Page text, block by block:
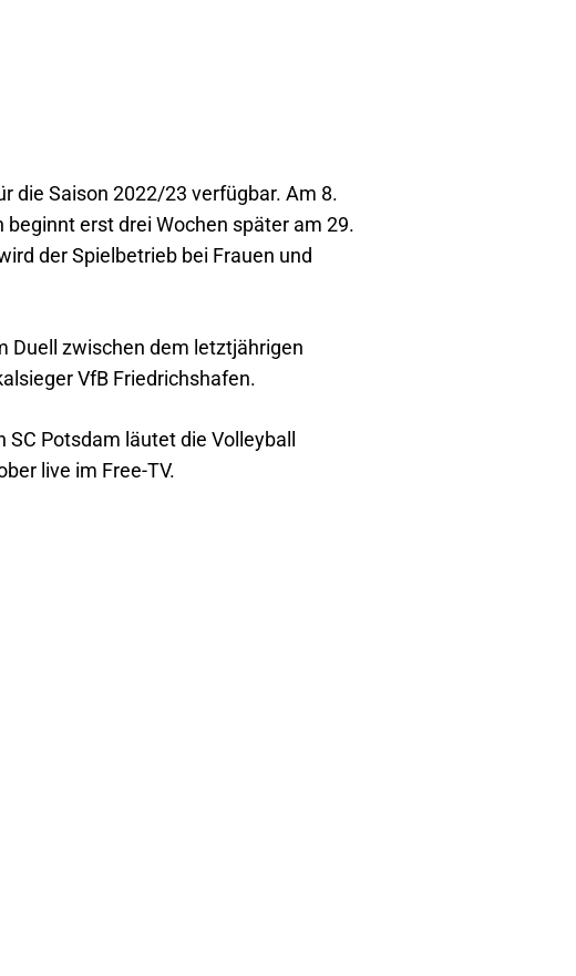
die Saison 2022/23 verfügbar. Am 8.
erst drei Wochen später am 29.
der Spielbetrieb bei Frauen und
Duell zwischen dem letztjährigen
VfB Friedrichshafen.
Potsdam läutet die Volleyball
live im Free-TV.